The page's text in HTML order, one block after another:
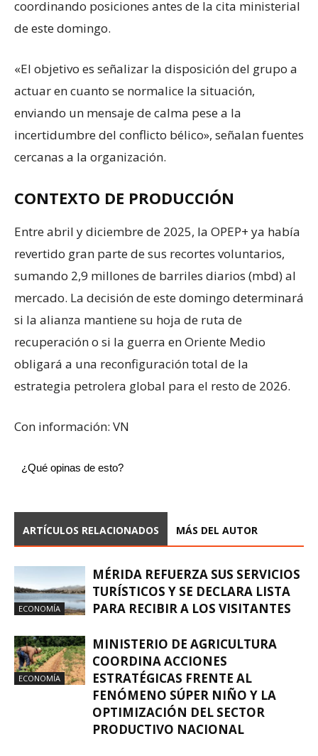
coordinando posiciones antes de la cita ministerial
de este domingo.
«El objetivo es señalizar la disposición del grupo a
actuar en cuanto se normalice la situación,
enviando un mensaje de calma pese a la
incertidumbre del conflicto bélico», señalan fuentes
cercanas a la organización.
CONTEXTO DE PRODUCCIÓN
Entre abril y diciembre de 2025, la OPEP+ ya había
revertido gran parte de sus recortes voluntarios,
sumando 2,9 millones de barriles diarios (mbd) al
mercado. La decisión de este domingo determinará
si la alianza mantiene su hoja de ruta de
recuperación o si la guerra en Oriente Medio
obligará a una reconfiguración total de la
estrategia petrolera global para el resto de 2026.
Con información: VN
¿Qué opinas de esto?
ARTÍCULOS RELACIONADOS MÁS DEL AUTOR
ECONOMÍA
MÉRIDA REFUERZA SUS SERVICIOS
TURÍSTICOS Y SE DECLARA LISTA
PARA RECIBIR A LOS VISITANTES
ECONOMÍA
MINISTERIO DE AGRICULTURA
COORDINA ACCIONES
ESTRATÉGICAS FRENTE AL
FENÓMENO SÚPER NIÑO Y LA
OPTIMIZACIÓN DEL SECTOR
PRODUCTIVO NACIONAL